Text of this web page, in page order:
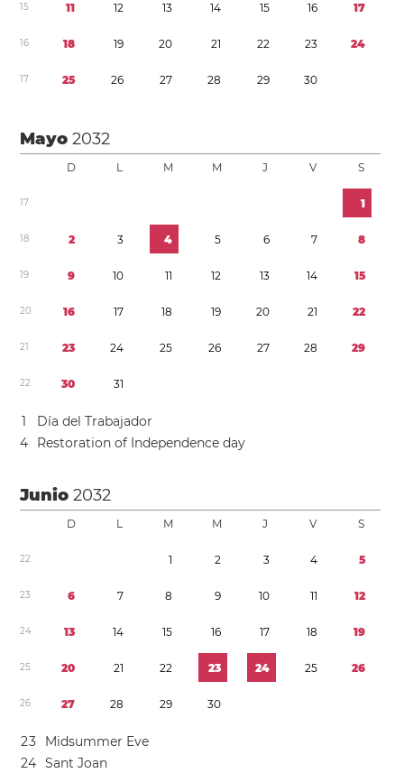
15 11 12 13 14 15 16 17
16 18 19 20 21 22 23 24
17 25 26 27 28 29 30
Mayo2032
D L M M J V S
17 1
18 2 3 4 5 6 7 8
19 9 10 11 12 13 14 15
20 16 17 18 19 20 21 22
21 23 24 25 26 27 28 29
22 30 31
1
Día del Trabajador
4
Restoration of Independence day
Junio2032
D L M M J V S
22 1 2 3 4 5
23 6 7 8 9 10 11 12
24 13 14 15 16 17 18 19
25 20 21 22 23 24 25 26
26 27 28 29 30
23
Midsummer Eve
24 Sant Joan